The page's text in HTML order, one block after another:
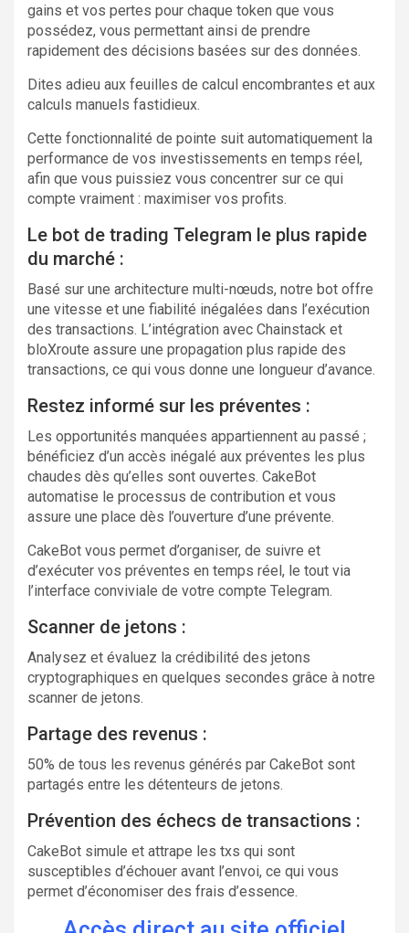
gains et vos pertes pour chaque token que vous
possédez, vous permettant ainsi de prendre
rapidement des décisions basées sur des données.
Dites adieu aux feuilles de calcul encombrantes et aux
calculs manuels fastidieux.
Cette fonctionnalité de pointe suit automatiquement la
performance de vos investissements en temps réel,
afin que vous puissiez vous concentrer sur ce qui
compte vraiment : maximiser vos profits.
Le bot de trading Telegram le plus rapide
du marché :
Basé sur une architecture multi-nœuds, notre bot offre
une vitesse et une fiabilité inégalées dans l’exécution
des transactions. L’intégration avec Chainstack et
bloXroute assure une propagation plus rapide des
transactions, ce qui vous donne une longueur d’avance.
Restez informé sur les préventes :
Les opportunités manquées appartiennent au passé ;
bénéficiez d’un accès inégalé aux préventes les plus
chaudes dès qu’elles sont ouvertes. CakeBot
automatise le processus de contribution et vous
assure une place dès l’ouverture d’une prévente.
CakeBot vous permet d’organiser, de suivre et
d’exécuter vos préventes en temps réel, le tout via
l’interface conviviale de votre compte Telegram.
Scanner de jetons :
Analysez et évaluez la crédibilité des jetons
cryptographiques en quelques secondes grâce à notre
scanner de jetons.
Partage des revenus :
50% de tous les revenus générés par CakeBot sont
partagés entre les détenteurs de jetons.
Prévention des échecs de transactions :
CakeBot simule et attrape les txs qui sont
susceptibles d’échouer avant l’envoi, ce qui vous
permet d’économiser des frais d’essence.